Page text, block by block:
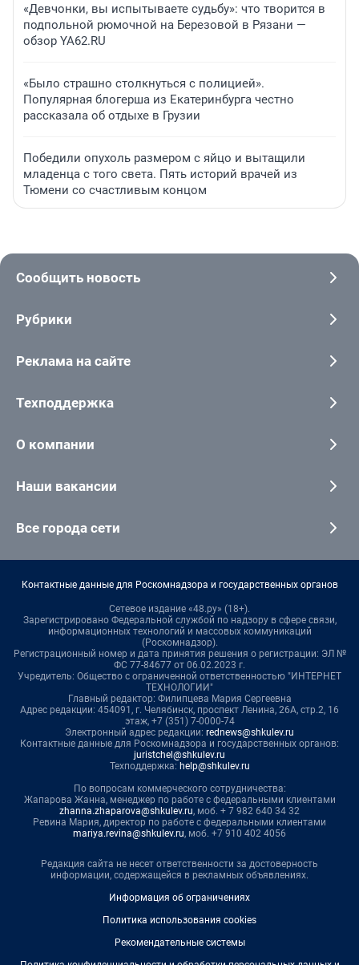
«Девчонки, вы испытываете судьбу»: что творится в
подпольной рюмочной на Березовой в Рязани —
обзор YA62.RU
«Было страшно столкнуться с полицией».
Популярная блогерша из Екатеринбурга честно
рассказала об отдыхе в Грузии
Победили опухоль размером с яйцо и вытащили
младенца с того света. Пять историй врачей из
Тюмени со счастливым концом
Сообщить новость
Рубрики
Реклама на сайте
Техподдержка
О компании
Наши вакансии
Все города сети
Контактные данные для Роскомнадзора и государственных органов
Сетевое издание «48.ру» (18+).
Зарегистрировано Федеральной службой по надзору в сфере связи,
информационных технологий и массовых коммуникаций
(Роскомнадзор).
Регистрационный номер и дата принятия решения о регистрации: ЭЛ №
ФС 77-84677 от 06.02.2023 г.
Учредитель: Общество с ограниченной ответственностью "ИНТЕРНЕТ
ТЕХНОЛОГИИ"
Главный редактор: Филипцева Мария Сергеевна
Адрес редакции: 454091, г. Челябинск, проспект Ленина, 26А, стр.2, 16
этаж, +7 (351) 7-0000-74
Электронный адрес редакции: rednews@shkulev.ru
Контактные данные для Роскомнадзора и государственных органов:
juristchel@shkulev.ru
Техподдержка: help@shkulev.ru
По вопросам коммерческого сотрудничества:
Жапарова Жанна, менеджер по работе с федеральными клиентами
zhanna.zhaparova@shkulev.ru, моб. + 7 982 640 34 32
Ревина Мария, директор по работе с федеральными клиентами
mariya.revina@shkulev.ru, моб. +7 910 402 4056
Редакция сайта не несет ответственности за достоверность
информации, содержащейся в рекламных объявлениях.
Информация об ограничениях
Политика использования cookies
Рекомендательные системы